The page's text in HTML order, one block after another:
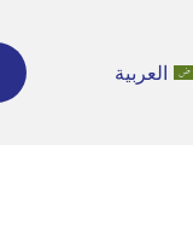
العربية